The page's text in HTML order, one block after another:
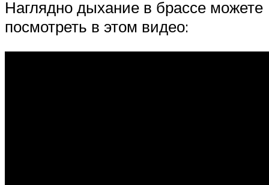
Наглядно дыхание в брассе можете
посмотреть в этом видео: